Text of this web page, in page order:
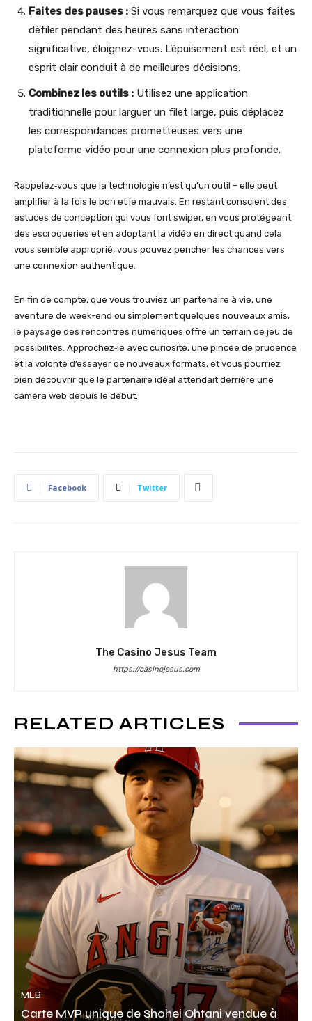
Faites des pauses : Si vous remarquez que vous faites
défiler pendant des heures sans interaction
significative, éloignez-vous. L’épuisement est réel, et un
esprit clair conduit à de meilleures décisions.
Combinez les outils : Utilisez une application
traditionnelle pour larguer un filet large, puis déplacez
les correspondances prometteuses vers une
plateforme vidéo pour une connexion plus profonde.
Rappelez‑vous que la technologie n’est qu’un outil – elle peut
amplifier à la fois le bon et le mauvais. En restant conscient des
astuces de conception qui vous font swiper, en vous protégeant
des escroqueries et en adoptant la vidéo en direct quand cela
vous semble approprié, vous pouvez pencher les chances vers
une connexion authentique.
En fin de compte, que vous trouviez un partenaire à vie, une
aventure de week-end ou simplement quelques nouveaux amis,
le paysage des rencontres numériques offre un terrain de jeu de
possibilités. Approchez‑le avec curiosité, une pincée de prudence
et la volonté d’essayer de nouveaux formats, et vous pourriez
bien découvrir que le partenaire idéal attendait derrière une
caméra web depuis le début.
Facebook Twitter
The Casino Jesus Team
https://casinojesus.com
RELATED ARTICLES
MLB
Carte MVP unique de Shohei Ohtani vendue à